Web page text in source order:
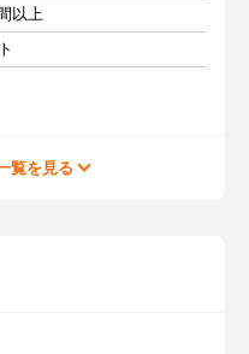
以上
覧を見る